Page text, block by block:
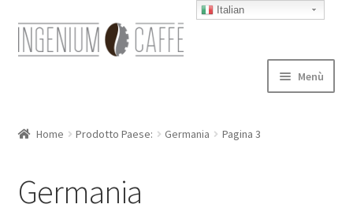
Vai
alla
Vai
al
Menù
autori
Home Prodotto Paese: Germania Pagina 3
Germania
Italian